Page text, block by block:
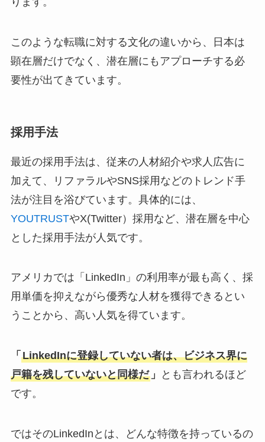
このような転職に対する文化の違いから、日本は
顕在層だけでなく、潜在層にもアプローチする必
要性が出てきています。
採用手法
最近の採用手法は、従来の人材紹介や求人広告に
加えて、リファラルやSNS採用などのトレンド手
法が注目を浴びています。具体的には、
YOUTRUSTやX(Twitter）採用など、潜在層を中心
とした採用手法が人気です。
アメリカでは「LinkedIn」の利用率が最も高く、採
用単価を抑えながら優秀な人材を獲得できるとい
うことから、高い人気を得ています。
「 LinkedInに登録していない者は、ビジネス界に
戸籍を残していないと同様だ」
とも言われるほど
です。
ではそのLinkedInとは、どんな特徴を持っているの